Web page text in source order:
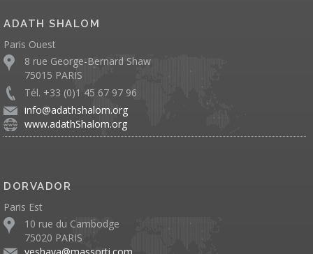
ADATH SHALOM
Paris Ouest
8 rue George-Bernard Shaw
75015 PARIS
Tél. +33 (0)1 45 67 97 96
info@adathshalom.org
www.adathShalom.org
DORVADOR
Paris Est
10 rue du Cambodge
75020 PARIS